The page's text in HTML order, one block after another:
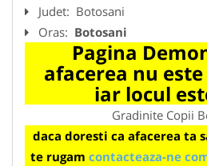
Judet: Botosani
Oras: Botosani
Pagina
afacerea nu
iar locul
Gradinite Copii
daca doresti ca afacerea ta
te rugam contacteaza-ne